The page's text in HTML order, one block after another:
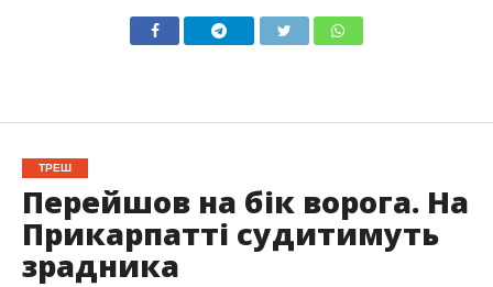
ТРЕШ
Перейшов на бік ворога. На
Прикарпатті судитимуть
зрадника